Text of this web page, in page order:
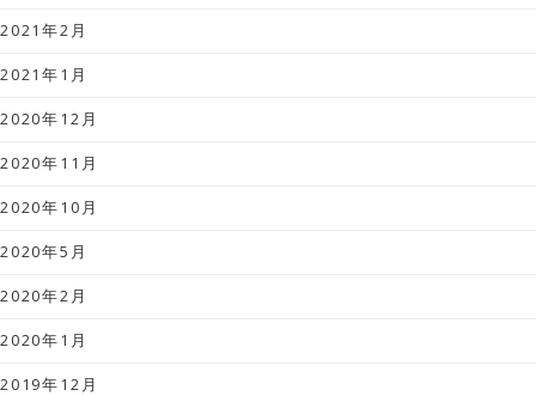
2021年2月
2021年1月
2020年12月
2020年11月
2020年10月
2020年5月
2020年2月
2020年1月
2019年12月